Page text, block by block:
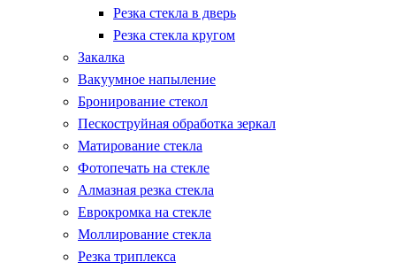
Резка стекла в дверь
Резка стекла кругом
Закалка
Вакуумное напыление
Бронирование стекол
Пескоструйная обработка зеркал
Матирование стекла
Фотопечать на стекле
Алмазная резка стекла
Еврокромка на стекле
Моллирование стекла
Резка триплекса